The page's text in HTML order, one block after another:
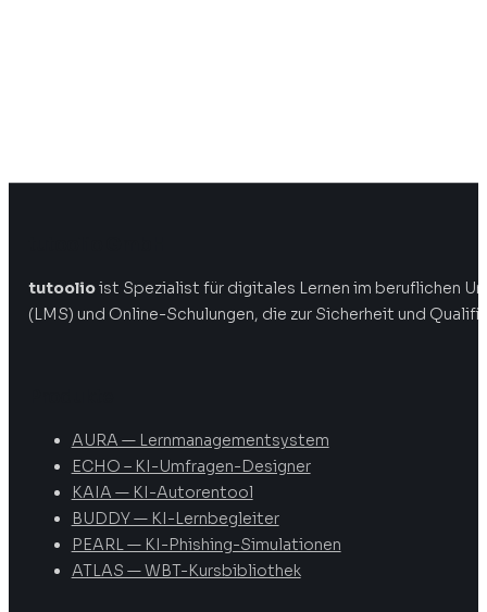
tutoolioist Spezialist für digitales Lernen im beruflichen
(LMS) und Online-Schulungen, die zur Sicherheit und
AURA — Lernmanagementsystem
ECHO – KI-Umfragen-Designer
KAIA — KI-Autorentool
BUDDY — KI-Lernbegleiter
PEARL — KI-Phishing-Simulationen
ATLAS — WBT-Kursbibliothek